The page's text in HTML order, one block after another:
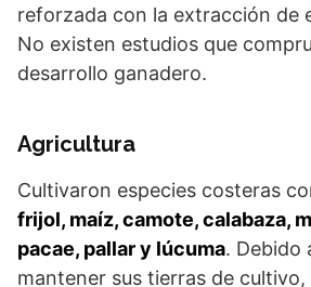
reforzada con la extracción de
No existen estudios que
desarrollo ganadero.
Agricultura
Cultivaron especies costeras
frijol, maíz, camote, calabaza,
pacae, pallar y lúcuma. Debido
mantener sus tierras de cultivo,